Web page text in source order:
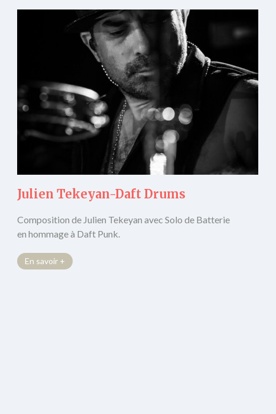
Julien Tekeyan-Daft Drums
Composition de Julien Tekeyan avec Solo de Batterie
en hommage à Daft Punk.
En savoir +